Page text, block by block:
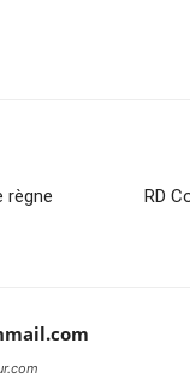
règne
RD